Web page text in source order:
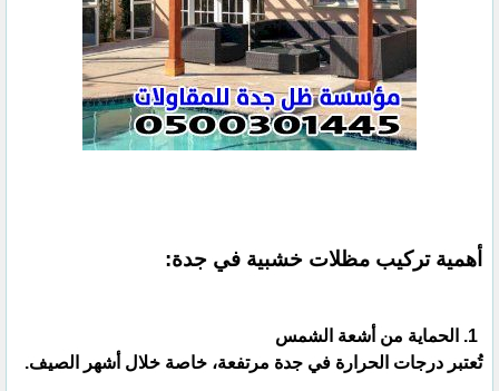
أهمية تركيب مظلات خشبية في جدة:
تُعتبر درجات الحرارة في جدة مرتفعة، خاصة خلال أشهر الصيف.